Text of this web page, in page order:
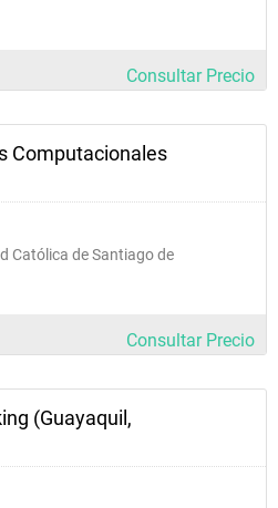
Consultar Precio
Computacionales
Católica de Santiago de
Consultar Precio
(Guayaquil,